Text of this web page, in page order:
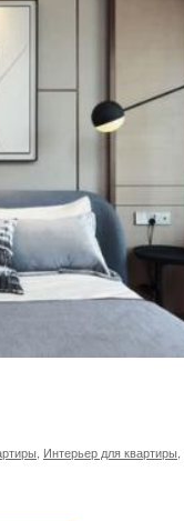
, Интерьер для квартиры,